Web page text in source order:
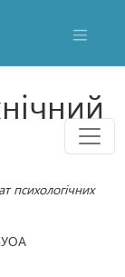
Меню
психологічних